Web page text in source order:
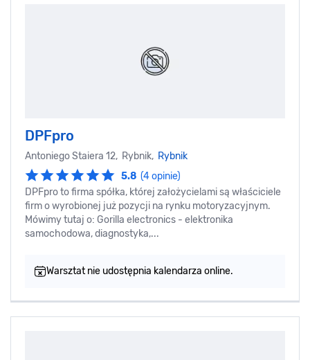
DPFpro
Antoniego Staiera 12, Rybnik, Rybnik
5.8 (4 opinie)
DPFpro to firma spółka, której założycielami są właściciele
firm o wyrobionej już pozycji na rynku motoryzacyjnym.
Mówimy tutaj o: Gorilla electronics - elektronika
samochodowa, diagnostyka,...
Warsztat nie udostępnia kalendarza online.